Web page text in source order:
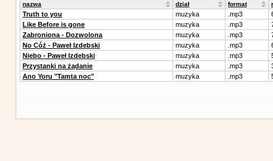
nazwa dział format
Truth to you muzyka .mp3
Like Before is gone
muzyka .mp3
Zabroniona - Dozwolona
muzyka .mp3
No Cóż - Paweł Izdebski
muzyka .mp3
Niebo - Paweł Izdebski
muzyka .mp3
Przystanki na żądanie
muzyka .mp3
Ano Yoru "Tamta noc"
muzyka .mp3